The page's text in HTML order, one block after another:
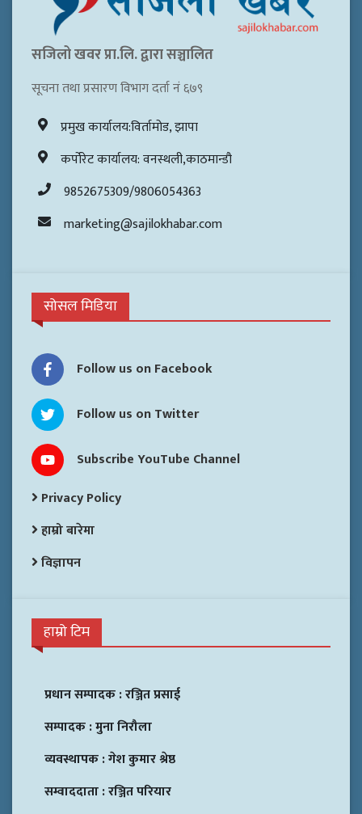
सजिलो खवर प्रा.लि. द्वारा सञ्चालित
सूचना तथा प्रसारण विभाग दर्ता नं ६७९
प्रमुख कार्यालय:विर्तामोड, झापा
कर्पोरेट कार्यालय: वनस्थली,काठमान्डौ
9852675309/9806054363
marketing@sajilokhabar.com
सोसल मिडिया
Follow us on Facebook
Follow us on Twitter
Subscribe YouTube Channel
Privacy Policy
हाम्रो बारेमा
विज्ञापन
हाम्रो टिम
प्रधान सम्पादक :रञ्जित प्रसाई
सम्पादक :मुना निरौला
व्यवस्थापक :गेश कुमार श्रेष्ठ
सम्वाददाता :रञ्जित परियार